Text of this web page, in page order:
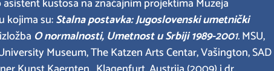
kustosa na značajnim projektima Muzeja
kojima su:Stalna postavka: Jugoslovenski umetnički
O normalnosti, Umetnost u Srbiji 1989-2001.MSU,
Museum, The Katzen Arts Centar, Vašington, SAD